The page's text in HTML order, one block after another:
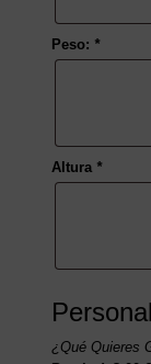
Peso: *
Altura *
¿Qué Quieres